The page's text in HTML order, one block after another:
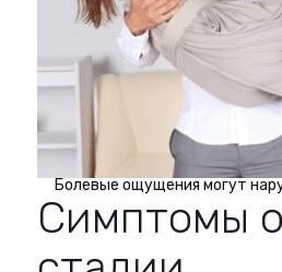
Болевые ощущения могут
Симптомы